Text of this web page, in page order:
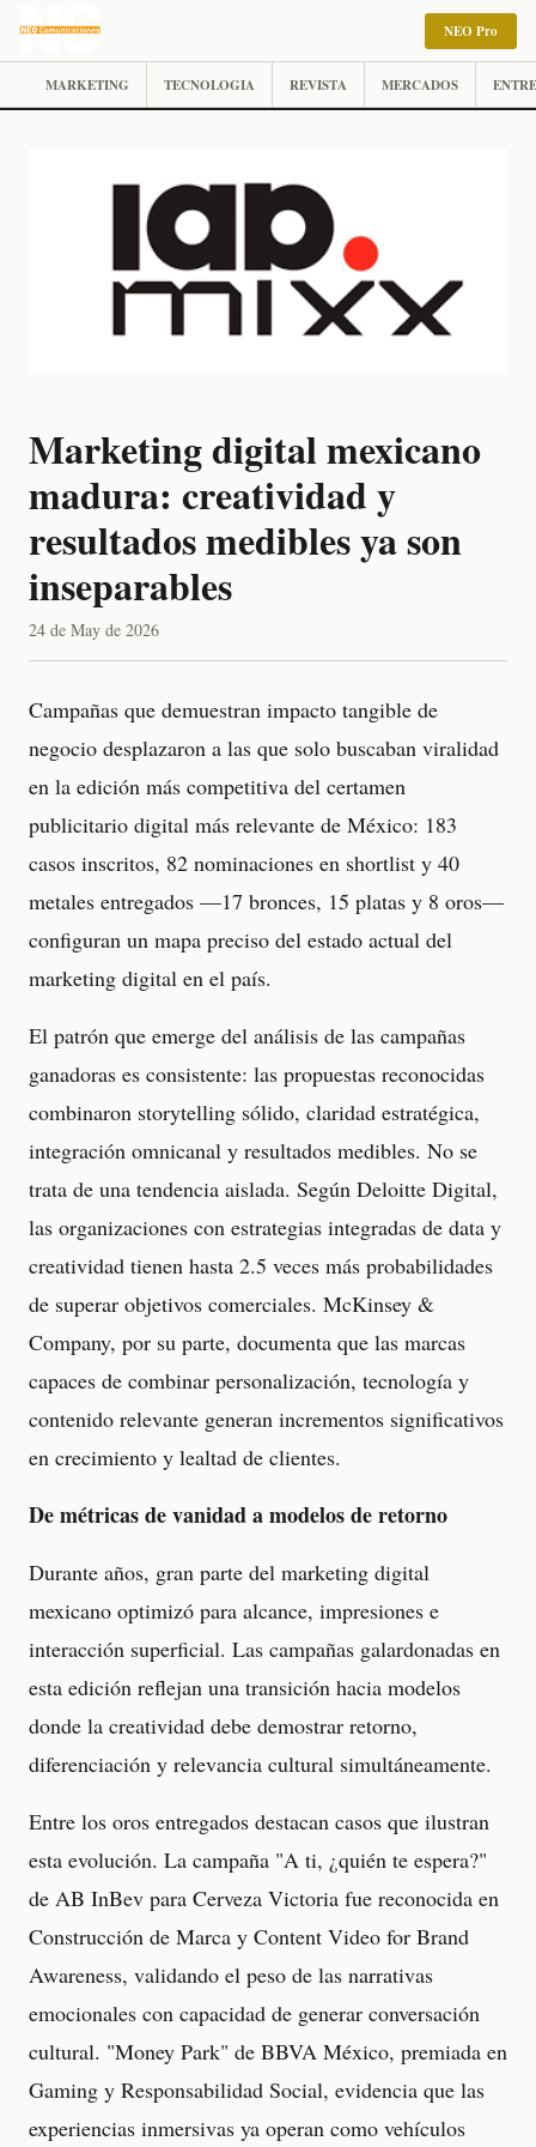
NEO Pro
MARKETING TECNOLOGIA REVISTA MERCADOS
Marketing digital mexicano
madura: creatividad y
resultados medibles ya son
inseparables
24 de May de 2026
Campañas que demuestran impacto tangible de
negocio desplazaron a las que solo buscaban viralidad
en la edición más competitiva del certamen
publicitario digital más relevante de México: 183
casos inscritos, 82 nominaciones en shortlist y 40
metales entregados —17 bronces, 15 platas y 8 oros—
configuran un mapa preciso del estado actual del
marketing digital en el país.
El patrón que emerge del análisis de las campañas
ganadoras es consistente: las propuestas reconocidas
combinaron storytelling sólido, claridad estratégica,
integración omnicanal y resultados medibles. No se
trata de una tendencia aislada. Según Deloitte Digital,
las organizaciones con estrategias integradas de data y
creatividad tienen hasta 2.5 veces más probabilidades
de superar objetivos comerciales. McKinsey &
Company, por su parte, documenta que las marcas
capaces de combinar personalización, tecnología y
contenido relevante generan incrementos significativos
en crecimiento y lealtad de clientes.
De métricas de vanidad a modelos de retorno
Durante años, gran parte del marketing digital
mexicano optimizó para alcance, impresiones e
interacción superficial. Las campañas galardonadas en
esta edición reflejan una transición hacia modelos
donde la creatividad debe demostrar retorno,
diferenciación y relevancia cultural simultáneamente.
Entre los oros entregados destacan casos que ilustran
esta evolución. La campaña "A ti, ¿quién te espera?"
de AB InBev para Cerveza Victoria fue reconocida en
Construcción de Marca y Content Video for Brand
Awareness, validando el peso de las narrativas
emocionales con capacidad de generar conversación
cultural. "Money Park" de BBVA México, premiada en
Gaming y Responsabilidad Social, evidencia que las
experiencias inmersivas ya operan como vehículos